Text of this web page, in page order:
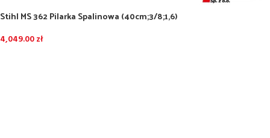
Stihl MS 362 Pilarka Spalinowa (40cm;3/8;1,6)
4,049.00zł